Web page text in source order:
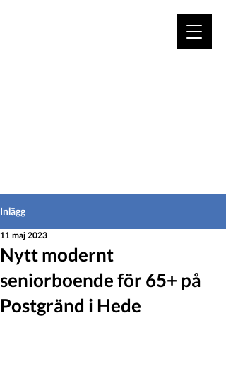
Inlägg
Nytt modernt
seniorboende för 65+ på
Postgränd i Hede
11 maj 2023